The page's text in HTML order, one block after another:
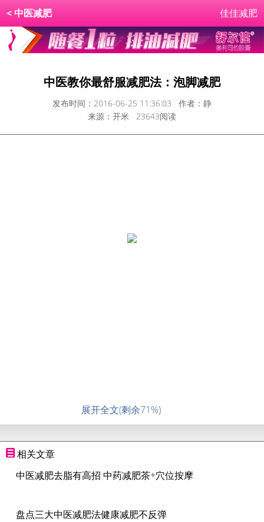
<中医减肥 佳佳减肥
中医教你最舒服减肥法：泡脚减肥
发布时间：2016-06-25 11:36:03 作者：静
来源：开米 23643阅读
展开全文(剩余71%)
相关文章
中医减肥去脂有高招 中药减肥茶+穴位按摩
盘点三大中医减肥法健康减肥不反弹